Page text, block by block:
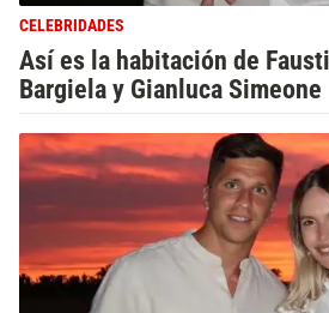
CELEBRIDADES
Así es la habitación de
Bargiela y Gianluca Simeone